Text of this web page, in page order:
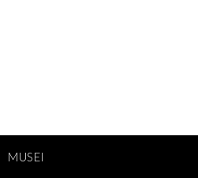
MUSEI